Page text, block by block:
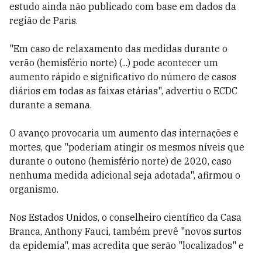
estudo ainda não publicado com base em dados da
região de Paris.
"Em caso de relaxamento das medidas durante o
verão (hemisfério norte) (...) pode acontecer um
aumento rápido e significativo do número de casos
diários em todas as faixas etárias", advertiu o ECDC
durante a semana.
O avanço provocaria um aumento das internações e
mortes, que "poderiam atingir os mesmos níveis que
durante o outono (hemisfério norte) de 2020, caso
nenhuma medida adicional seja adotada", afirmou o
organismo.
Nos Estados Unidos, o conselheiro científico da Casa
Branca, Anthony Fauci, também prevê "novos surtos
da epidemia", mas acredita que serão "localizados" e